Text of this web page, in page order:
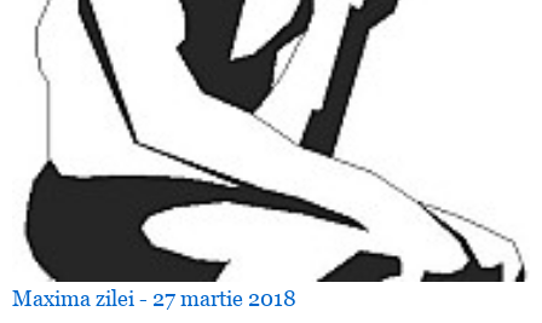
Maxima zilei - 27 martie 2018